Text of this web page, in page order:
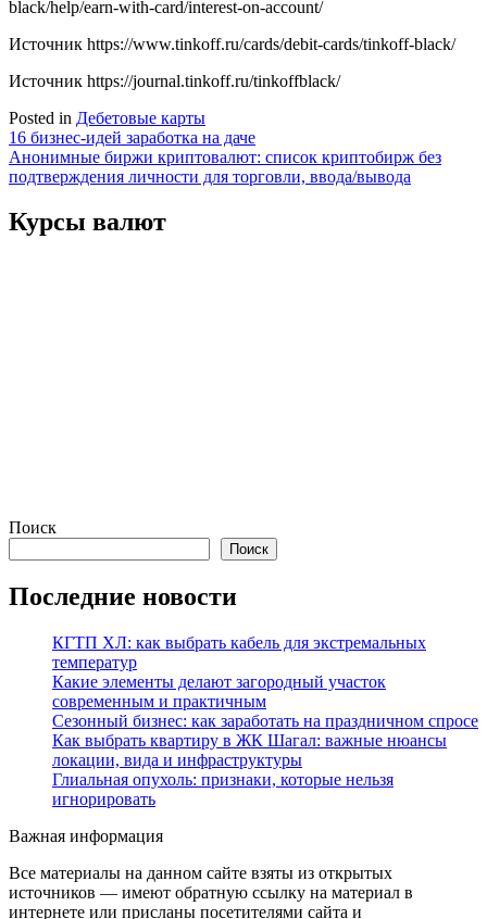
black/help/earn-with-card/interest-on-account/
Источник https://www.tinkoff.ru/cards/debit-cards/tinkoff-black/
Источник https://journal.tinkoff.ru/tinkoffblack/
Posted in Дебетовые карты
Навигация
по
16 бизнес-идей заработка на даче
Анонимные биржи криптовалют: список криптобирж без
подтверждения личности для торговли, ввода/вывода
Курсы валют
Поиск
Поиск
Последние новости
КГТП ХЛ: как выбрать кабель для экстремальных
температур
Какие элементы делают загородный участок
современным и практичным
Сезонный бизнес: как заработать на праздничном спросе
Как выбрать квартиру в ЖК Шагал: важные нюансы
локации, вида и инфраструктуры
Глиальная опухоль: признаки, которые нельзя
игнорировать
Важная информация
Все материалы на данном сайте взяты из открытых
источников — имеют обратную ссылку на материал в
интернете или присланы посетителями сайта и